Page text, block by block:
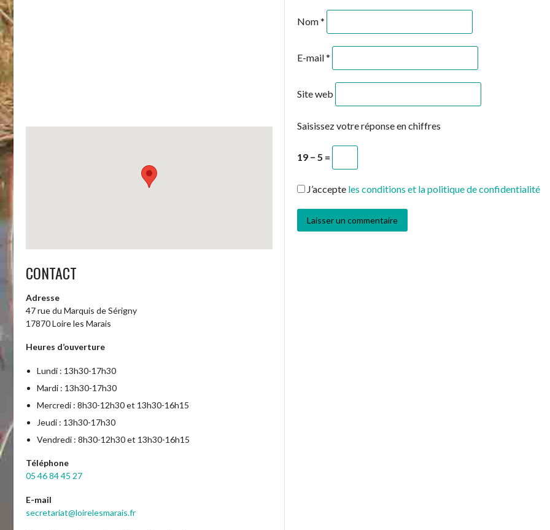
Nom*
E-mail*
Site web
Saisissez votre réponse en chiffres
19 − 5 =
J’accepte les conditions et la politique de confidentialité
CONTACT
Adresse
47 rue du Marquis de Sérigny
17870 Loire les Marais
Heures d’ouverture
Lundi : 13h30-17h30
Mardi : 13h30-17h30
Mercredi : 8h30-12h30 et 13h30-16h15
Jeudi : 13h30-17h30
Vendredi : 8h30-12h30 et 13h30-16h15
Téléphone
05 46 84 45 27
E-mail
secretariat@loirelesmarais.fr